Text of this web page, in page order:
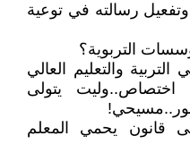
رسالته في توعية
التربوية؟
والتعليم العالي
اختصاص..وليت يتولى
قانون يحمي المعلم